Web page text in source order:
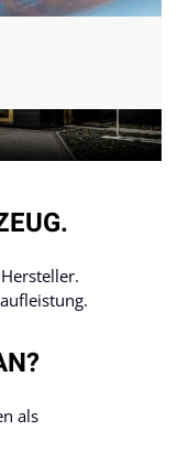
als